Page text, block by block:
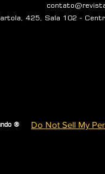
425, Sala 102 -
® Do Not Sell My